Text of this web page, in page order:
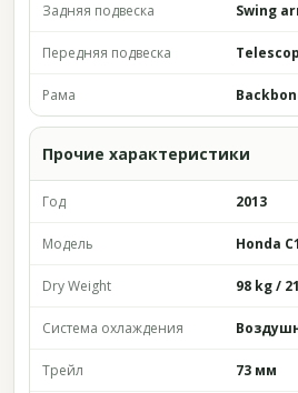
Задняя подвеска Swing
Передняя подвеска
Рама
Прочие характеристики
Год 2013
Модель Honda
Dry Weight 98 kg /
Система охлаждения
Трейл 73 мм